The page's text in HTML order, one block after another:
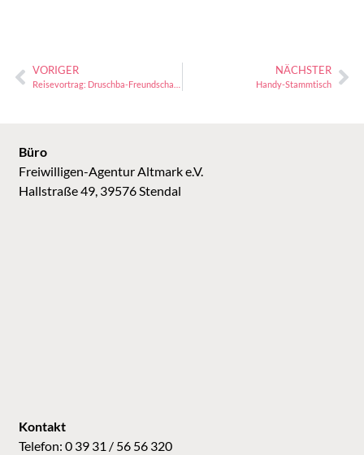
VORIGER NÄCHSTER
Handy-Stammtisch
Kontakt
Telefon: 0 39 31 / 56 56 320
Büro
Freiwilligen-Agentur Altmark e.V.
Hallstraße 49, 39576 Stendal